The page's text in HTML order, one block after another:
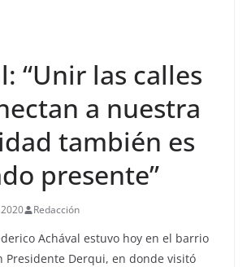
“Unir las calles
a nuestra
también es
presente”
Redacción
Achával estuvo hoy en el barrio
Presidente Derqui, en donde visitó